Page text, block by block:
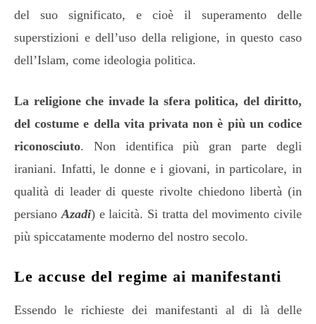
del suo significato, e cioè il superamento delle
superstizioni e dell’uso della religione, in questo caso
dell’Islam, come ideologia politica.
La religione che invade la sfera politica, del diritto,
del costume e della vita privata non è più un codice
riconosciuto. Non identifica più gran parte degli
iraniani. Infatti, le donne e i giovani, in particolare, in
qualità di leader di queste rivolte chiedono libertà (in
persiano Azadi) e laicità. Si tratta del movimento civile
più spiccatamente moderno del nostro secolo.
Le accuse del regime ai manifestanti
Essendo le richieste dei manifestanti al di là delle